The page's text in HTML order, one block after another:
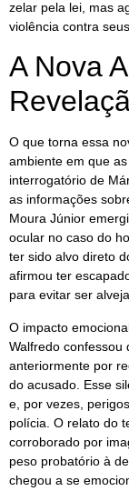
zelar pela lei, mas
violência contra
A Nova
O que torna essa
ambiente em que
interrogatório de
as informações
Moura Júnior
ocular no caso do
ter sido alvo direto
afirmou ter
para evitar ser
O impacto
Walfredo confessou
anteriormente por
do acusado. Esse
e, por vezes,
polícia. O relato do
corroborado por
peso probatório à
chegou a se